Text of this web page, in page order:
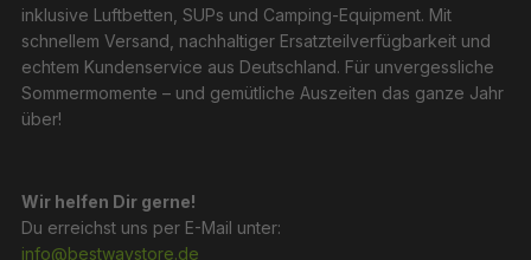
inklusive Luftbetten, SUPs und Camping-Equipment. Mit
schnellem Versand, nachhaltiger Ersatzteilverfügbarkeit und
echtem Kundenservice aus Deutschland. Für unvergessliche
Sommermomente – und gemütliche Auszeiten das ganze Jahr
über!
Wir helfen Dir gerne!
Du erreichst uns per E-Mail unter:
info@bestwaystore.de